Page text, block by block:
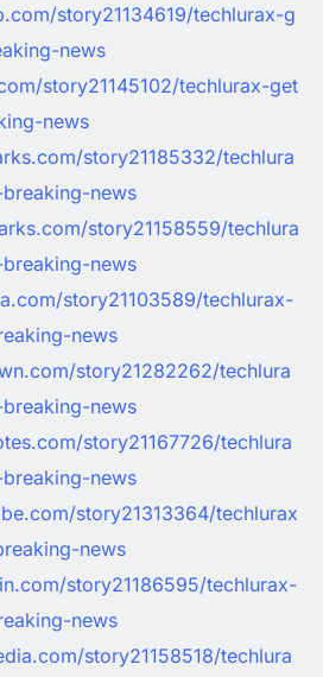
story21134619/techlurax-g
news
story21145102/techlurax-get
news
story21185332/techlura
news
story21158559/techlura
news
story21103589/techlurax-
news
story21282262/techlura
news
story21167726/techlura
news
story21313364/techlurax
news
story21186595/techlurax-
news
story21158518/techlura